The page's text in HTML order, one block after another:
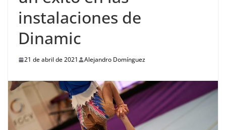
instalaciones de
Dinamic
21 de abril de 2021 Alejandro Domínguez